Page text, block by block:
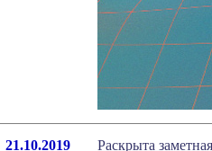
21.10.2019
Раскрыта